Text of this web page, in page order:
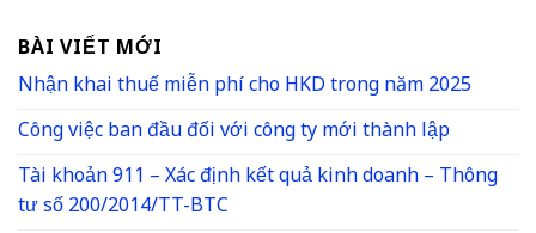
BÀI VIẾT MỚI
Nhận khai thuế miễn phí cho HKD trong năm 2025
Công việc ban đầu đối với công ty mới thành lập
Tài khoản 911 – Xác định kết quả kinh doanh – Thông
tư số 200/2014/TT-BTC